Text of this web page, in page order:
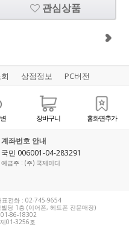
관심상품
상점정보 PC버전
장바구니 홈화면추가
계좌번호 안내
국민 006001-04-283291
예금주 : (주) 국제미디
전화 : 02-745-9654
딩 1층 (이어폰, 헤드폰 전문매장)
86-18302
01-3256호